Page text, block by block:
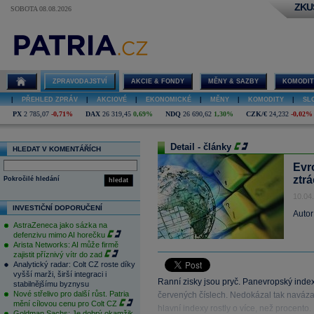
SOBOTA 08.08.2026
ZPRAVODAJSTVÍ AKCIE & FONDY MĚNY & SAZBY
PŘEHLED ZPRÁV AKCIOVÉ EKONOMICKÉ MĚNY KOMODITY
PX 2 785,07 -0,71% DAX 26 319,45 0,69% NDQ 26 690,62 1,30% CZK/€ 24,232 -0,02%
HLEDAT V KOMENTÁŘÍCH
hledat
Pokročilé hledání
INVESTIČNÍ DOPORUČENÍ
AstraZeneca jako sázka na
defenzivu mimo AI horečku
Arista Networks: AI může firmě
zajistit příznivý vítr do zad
Analytický radar: Colt CZ roste díky
vyšší marži, širší integraci i
stabilnějšímu byznysu
Nové střelivo pro další růst. Patria
mění cílovou cenu pro Colt CZ
Detail - články
Ranní zisky jsou pryč. Panevropský
červených číslech. Nedokázal tak
hlavní indexy rostly o více, než procento.